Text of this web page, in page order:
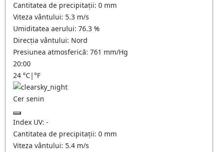
Cantitatea de precipitații: 0 mm
Viteza vântului: 5.3 m/s
Umiditatea aerului: 76.3 %
Direcția vântului: Nord
Presiunea atmosferică: 761 mm/Hg
20:00
24 °C|°F
Cer senin
Index UV: -
Cantitatea de precipitații: 0 mm
Viteza vântului: 5.4 m/s